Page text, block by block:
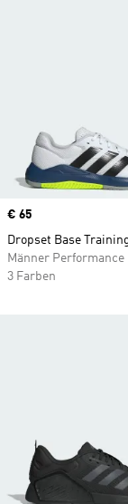
Price
€ 65
Dropset Base
Männer Performance
3 Farben